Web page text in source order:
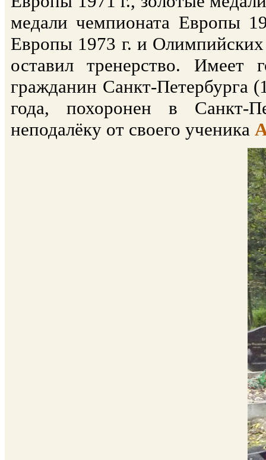
медали чемпионата Европы
Европы 1973 г. и
оставил тренерство. Имеет
гражданин Санкт-Петербурга
года, похоронен в Санкт-
неподалёку от своего ученика